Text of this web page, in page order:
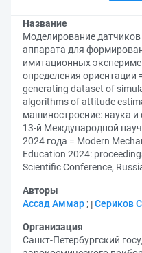
Название
Моделирование датчиков
аппарата для
имитационных
определения ориентации
generating dataset of
algorithms of attitude
машиностроение: наука
13-й Международной
2024 года = Modern
Education 2024:
Scientific Conference,
Авторы
Ассад Аммар ; Сериков
Организация
Санкт-Петербургский